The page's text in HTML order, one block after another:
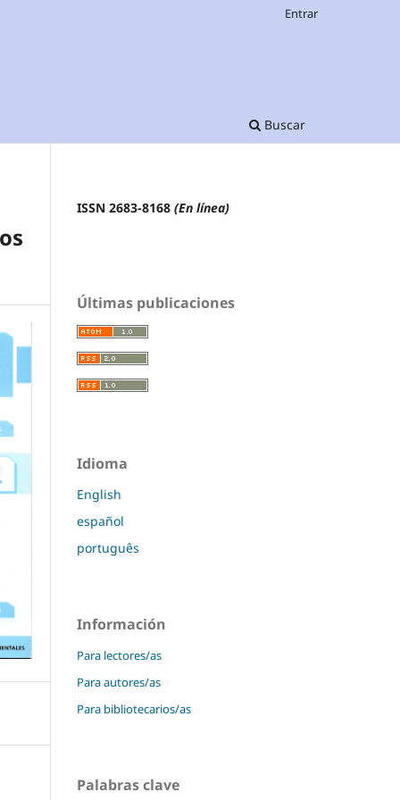
Buscar
Entrar
ISSN 2683-8168 (En línea)
Últimas publicaciones
Idioma
English
español
português
Información
Para lectores/as
Para autores/as
Para bibliotecarios/as
Palabras clave